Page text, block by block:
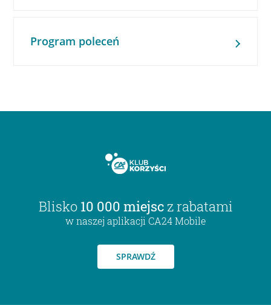
Program poleceń
Blisko 10 000 miejsc z rabatami
w naszej aplikacji CA24 Mobile
SPRAWDŹ